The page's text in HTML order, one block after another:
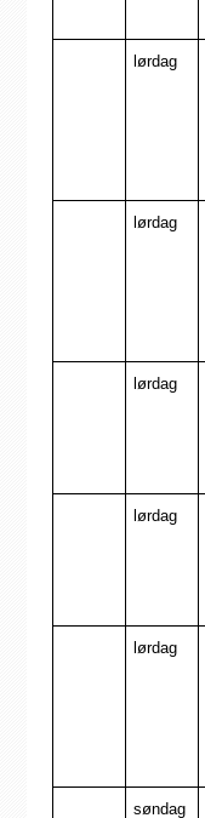
lørdag
lørdag
lørdag
lørdag
lørdag
søndag